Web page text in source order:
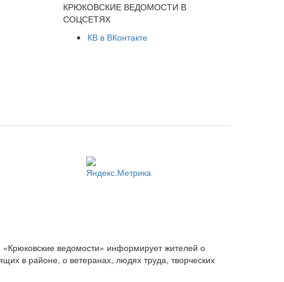
КРЮКОВСКИЕ ВЕДОМОСТИ В
СОЦСЕТЯХ
КВ в ВКонтакте
ведомости» информирует жителей о
в районе, о ветеранах, людях труда, творческих